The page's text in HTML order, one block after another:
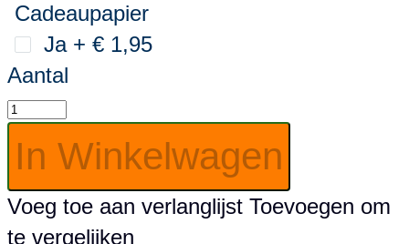
Cadeaupapier
Ja + € 1,95
Aantal
In Winkelwagen
Voeg toe aan verlanglijst Toevoegen om
te vergelijken